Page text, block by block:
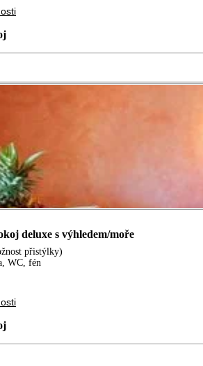
deluxe s výhledem/moře
přistýlky)
WC, fén